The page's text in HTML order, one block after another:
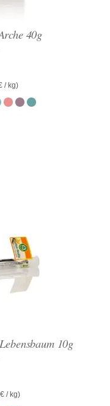
40g
/ kg)
10g
€ / kg)